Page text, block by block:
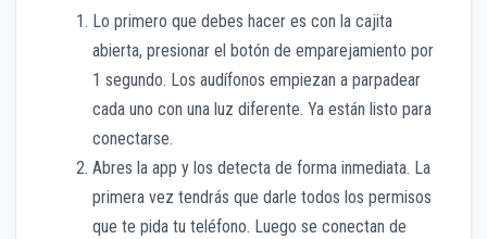
Lo primero que debes hacer es con la cajita
abierta, presionar el botón de emparejamiento por
1 segundo. Los audífonos empiezan a parpadear
cada uno con una luz diferente. Ya están listo para
conectarse.
Abres la app y los detecta de forma inmediata. La
primera vez tendrás que darle todos los permisos
que te pida tu teléfono. Luego se conectan de